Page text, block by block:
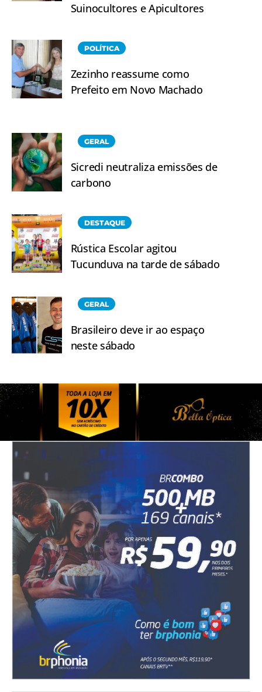
Suinocultores e Apicultores
POLÍTICA
Zezinho reassume como
Prefeito em Novo Machado
GERAL
Sicredi neutraliza emissões de
carbono
DESTAQUE
Rústica Escolar agitou
Tucunduva na tarde de sábado
GERAL
Brasileiro deve ir ao espaço
neste sábado